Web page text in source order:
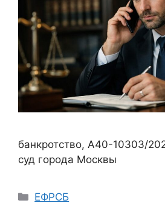
банкротство, А40-10303/
суд города Москвы
Рубрики
ЕФРСБ